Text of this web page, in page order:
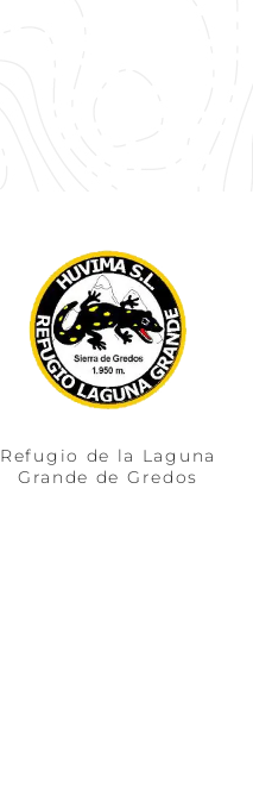
Refugio de la Laguna
Grande de Gredos